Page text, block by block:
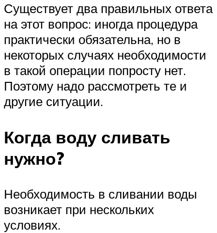
Существует два правильных ответа
на этот вопрос: иногда процедура
практически обязательна, но в
некоторых случаях необходимости
в такой операции попросту нет.
Поэтому надо рассмотреть те и
другие ситуации.
Когда воду сливать
нужно?
Необходимость в сливании воды
возникает при нескольких
условиях.